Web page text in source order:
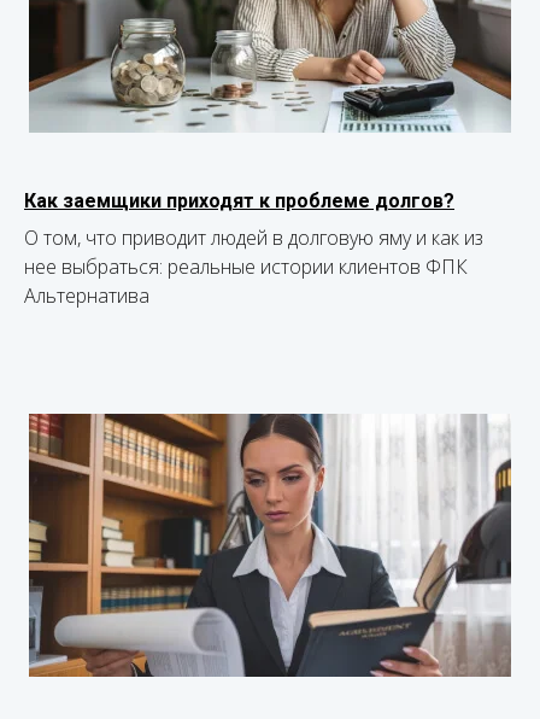
Как заемщики приходят к проблеме долгов?
О том, что приводит людей в долговую яму и как из
нее выбраться: реальные истории клиентов ФПК
Альтернатива